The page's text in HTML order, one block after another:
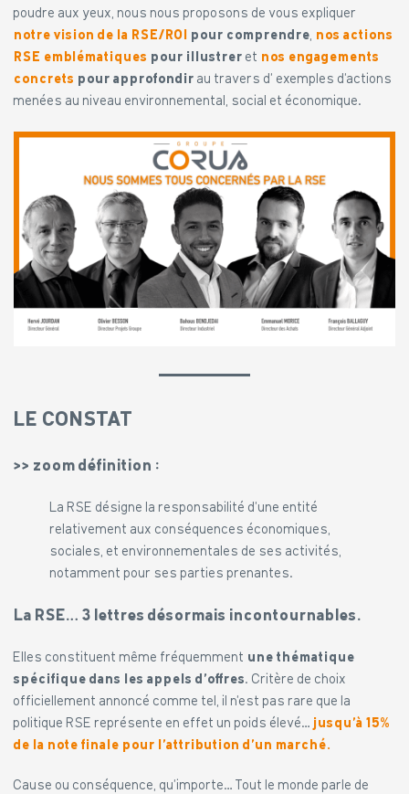
poudre aux yeux, nous nous proposons de vous expliquer
notre vision de la RSE/ROI
pour comprendre, nos actions
RSE emblématiques pour illustrer et nos engagements
concrets pour approfondir au travers d’ exemples d’actions
menées au niveau environnemental, social et économique.
LE CONSTAT
>> zoom définition :
La RSE désigne la responsabilité d’une entité
relativement aux conséquences économiques,
sociales, et environnementales de ses activités,
notamment pour ses parties prenantes.
La RSE… 3 lettres désormais incontournables.
Elles constituent même fréquemment une thématique
spécifique dans les appels d’offres. Critère de choix
officiellement annoncé comme tel, il n’est pas rare que la
politique RSE représente en effet un poids élevé… jusqu’à 15%
de la note finale pour l’attribution d’un marché.
Cause ou conséquence, qu’importe… Tout le monde parle de